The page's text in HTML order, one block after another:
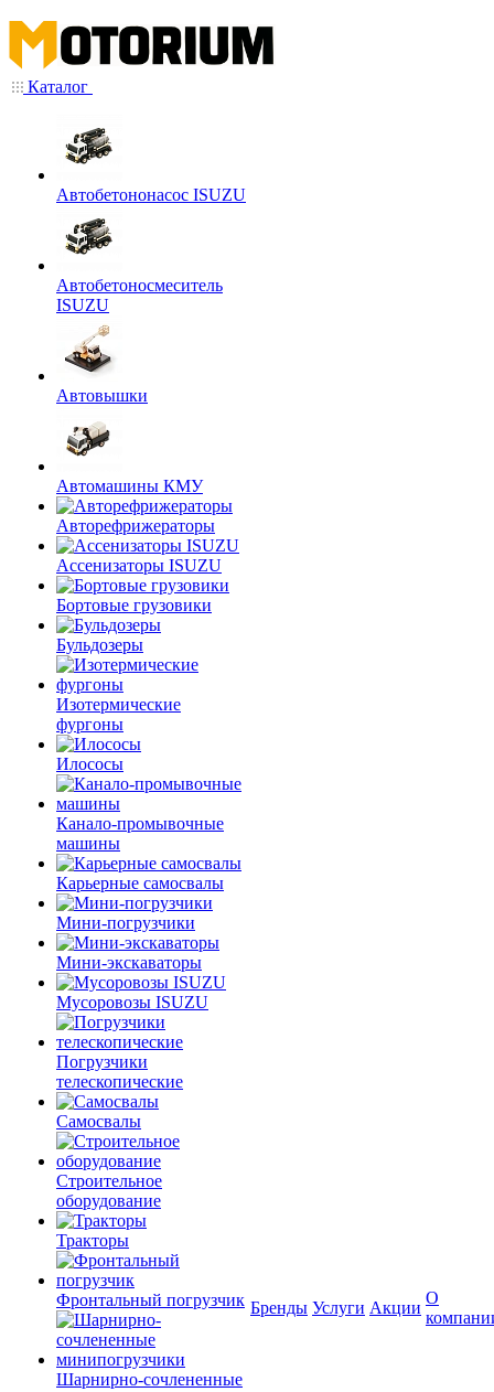
Каталог
Автобетононасос ISUZU
Автобетоносмеситель
ISUZU
Автовышки
Автомашины КМУ
Авторефрижераторы
Ассенизаторы ISUZU
Бортовые грузовики
Бульдозеры
Изотермические
фургоны
Илососы
Канало-промывочные
машины
Карьерные самосвалы
Мини-погрузчики
Мини-экскаваторы
Мусоровозы ISUZU
Погрузчики
телескопические
Самосвалы
Строительное
оборудование
Тракторы
Фронтальный погрузчик
Шарнирно-сочлененные
Бренды Услуги Акции
О